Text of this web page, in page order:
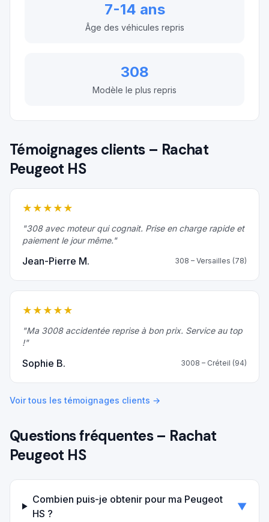
7-14 ans
Âge des véhicules repris
308
Modèle le plus repris
Témoignages clients – Rachat
Peugeot HS
★ ★ ★ ★ ★
"308 avec moteur qui cognait. Prise en charge rapide et
paiement le jour même."
Jean-Pierre M. 308 – Versailles (78)
★ ★ ★ ★ ★
"Ma 3008 accidentée reprise à bon prix. Service au top
!"
Sophie B. 3008 – Créteil (94)
Voir tous les témoignages clients →
Questions fréquentes – Rachat
Peugeot HS
Combien puis-je obtenir pour ma Peugeot
HS ?
▼